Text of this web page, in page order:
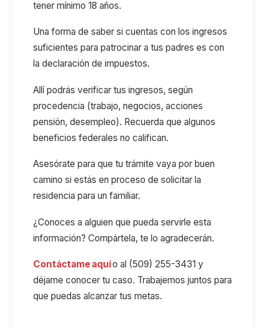
tener mínimo 18 años.
Una forma de saber si cuentas con los ingresos
suficientes para patrocinar a tus padres es con
la declaración de impuestos.
Allí podrás verificar tus ingresos, según
procedencia (trabajo, negocios, acciones
pensión, desempleo). Recuerda que algunos
beneficios federales no califican.
Asesórate para que tu trámite vaya por buen
camino si estás en proceso de solicitar la
residencia para un familiar.
¿Conoces a alguien que pueda servirle esta
información? Compártela, te lo agradecerán.
Contáctame aquío al (509) 255-3431 y
déjame conocer tu caso. Trabajemos juntos para
que puedas alcanzar tus metas.